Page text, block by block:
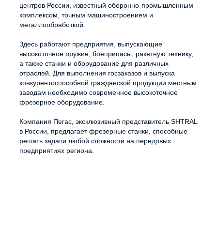
центров России, известный оборонно-промышленным
комплексом, точным машиностроением и
металлообработкой.
Здесь работают предприятия, выпускающие
высокоточное оружие, боеприпасы, ракетную технику,
а также станки и оборудование для различных
отраслей. Для выполнения госзаказов и выпуска
конкурентоспособной гражданской продукции местным
заводам необходимо современное высокоточное
фрезерное оборудование.
Компания Пегас, эксклюзивный представитель SHTRAL
в России, предлагает фрезерные станки, способные
решать задачи любой сложности на передовых
предприятиях региона.